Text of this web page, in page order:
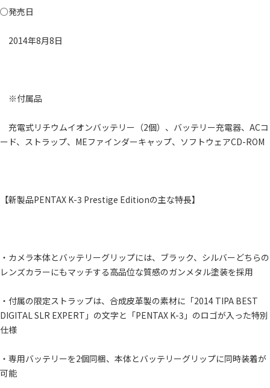
○発売日
2014年8月8日
※付属品
充電式リチウムイオンバッテリー（2個）、バッテリー充電器、ACコ
ード、ストラップ、MEファインダーキャップ、ソフトウェアCD-ROM
【新製品PENTAX K-3 Prestige Editionの主な特長】
・カメラ本体とバッテリーグリップには、ブラック、シルバーどちらの
レンズカラーにもマッチする高品位な質感のガンメタル塗装を採用
・付属の限定ストラップは、合成皮革製の素材に「2014 TIPA BEST
DIGITAL SLR EXPERT」の文字と「PENTAX K-3」のロゴが入った特別
仕様
・専用バッテリーを2個同梱、本体とバッテリーグリップに同時装着が
可能